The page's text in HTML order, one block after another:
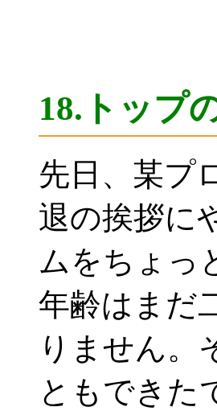
18.トップ
先日、某プ
退の挨拶に
ムをちょっ
年齢はまだ
りません。
ともできた